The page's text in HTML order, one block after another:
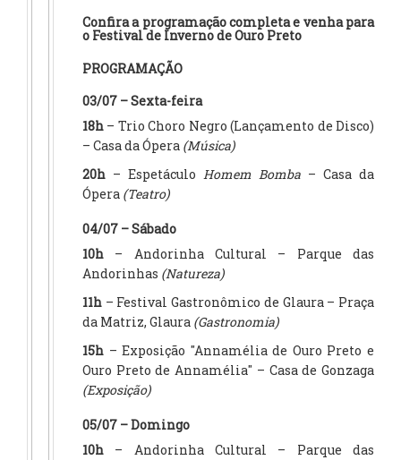
Confira a programação completa e venha para
o Festival de Inverno de Ouro Preto
PROGRAMAÇÃO
03/07 – Sexta-feira
18h – Trio Choro Negro (Lançamento de Disco)
– Casa da Ópera (Música)
20h – Espetáculo Homem Bomba – Casa da
Ópera (Teatro)
04/07 – Sábado
10h – Andorinha Cultural – Parque das
Andorinhas (Natureza)
11h – Festival Gastronômico de Glaura – Praça
da Matriz, Glaura (Gastronomia)
15h – Exposição "Annamélia de Ouro Preto e
Ouro Preto de Annamélia" – Casa de Gonzaga
(Exposição)
05/07 – Domingo
10h – Andorinha Cultural – Parque das